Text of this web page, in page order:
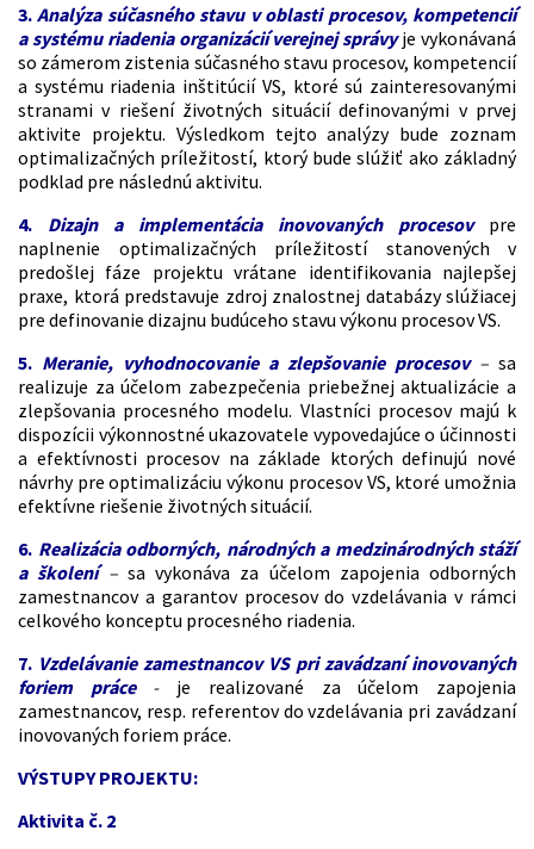
3.Analýza súčasného stavu v oblasti procesov, kompetencií
a systému riadenia organizácií verejnej správyje vykonávaná
so zámerom zistenia súčasného stavu procesov, kompetencií
a systému riadenia inštitúcií VS, ktoré sú zainteresovanými
stranami v riešení životných situácií definovanými v prvej
aktivite projektu. Výsledkom tejto analýzy bude zoznam
optimalizačných príležitostí, ktorý bude slúžiť ako základný
podklad pre následnú aktivitu.
4. Dizajn a implementácia inovovaných procesov pre
naplnenie optimalizačných príležitostí stanovených v
predošlej fáze projektu vrátane identifikovania najlepšej
praxe, ktorá predstavuje zdroj znalostnej databázy slúžiacej
pre definovanie dizajnu budúceho stavu výkonu procesov VS.
5. Meranie, vyhodnocovanie a zlepšovanie procesov – sa
realizuje za účelom zabezpečenia priebežnej aktualizácie a
zlepšovania procesného modelu. Vlastníci procesov majú k
dispozícii výkonnostné ukazovatele vypovedajúce o účinnosti
a efektívnosti procesov na základe ktorých definujú nové
návrhy pre optimalizáciu výkonu procesov VS, ktoré umožnia
efektívne riešenie životných situácií.
6. Realizácia odborných, národných a medzinárodných stáží
a školení – sa vykonáva za účelom zapojenia odborných
zamestnancov a garantov procesov do vzdelávania v rámci
celkového konceptu procesného riadenia.
7. Vzdelávanie zamestnancov VS pri zavádzaní inovovaných
foriem práce- je realizované za účelom zapojenia
zamestnancov, resp. referentov do vzdelávania pri zavádzaní
inovovaných foriem práce.
VÝSTUPY PROJEKTU:
Aktivita č. 2